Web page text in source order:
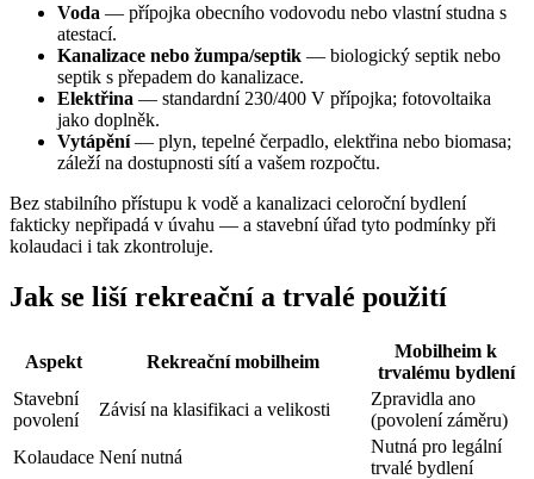
Voda — přípojka obecního vodovodu nebo vlastní studna s
atestací.
Kanalizace nebo žumpa/septik — biologický septik nebo
septik s přepadem do kanalizace.
Elektřina — standardní 230/400 V přípojka; fotovoltaika
jako doplněk.
Vytápění— plyn, tepelné čerpadlo, elektřina nebo biomasa;
záleží na dostupnosti sítí a vašem rozpočtu.
Bez stabilního přístupu k vodě a kanalizaci celoroční bydlení
fakticky nepřipadá v úvahu — a stavební úřad tyto podmínky při
kolaudaci i tak zkontroluje.
Jak se liší rekreační a trvalé použití
Aspekt Rekreační mobilheim
Mobilheim k
trvalému bydlení
Stavební
povolení
Závisí na klasifikaci a velikosti
Zpravidla ano
(povolení záměru)
Kolaudace Není nutná
Nutná pro legální
trvalé bydlení